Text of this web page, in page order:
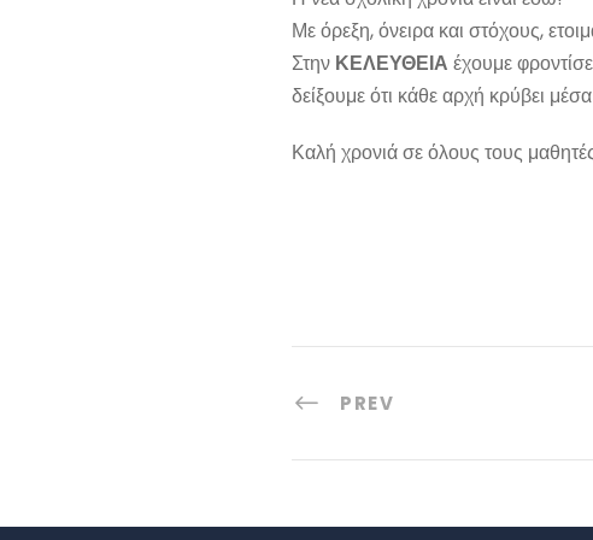
Με όρεξη, όνειρα και στόχους,
Στην ΚΕΛΕΥΘΕΙΑ έχουμε
δείξουμε ότι κάθε αρχή κρύβει
Καλή χρονιά σε όλους τους
PREV